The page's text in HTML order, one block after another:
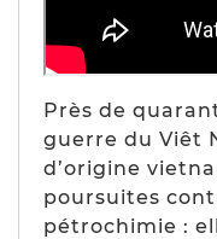
Près de
guerre du Viêt
d’origine
poursuites
pétrochimie :